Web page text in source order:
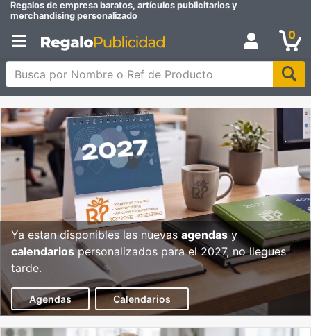
Regalos de empresa baratos, artículos publicitarios y
merchandising personalizado
0
Busca por Nombre o Ref de Producto
Ya estan disponibles las nuevasagendasy
calendariospersonalizados para el 2027, no llegues
tarde.
Agendas Calendarios